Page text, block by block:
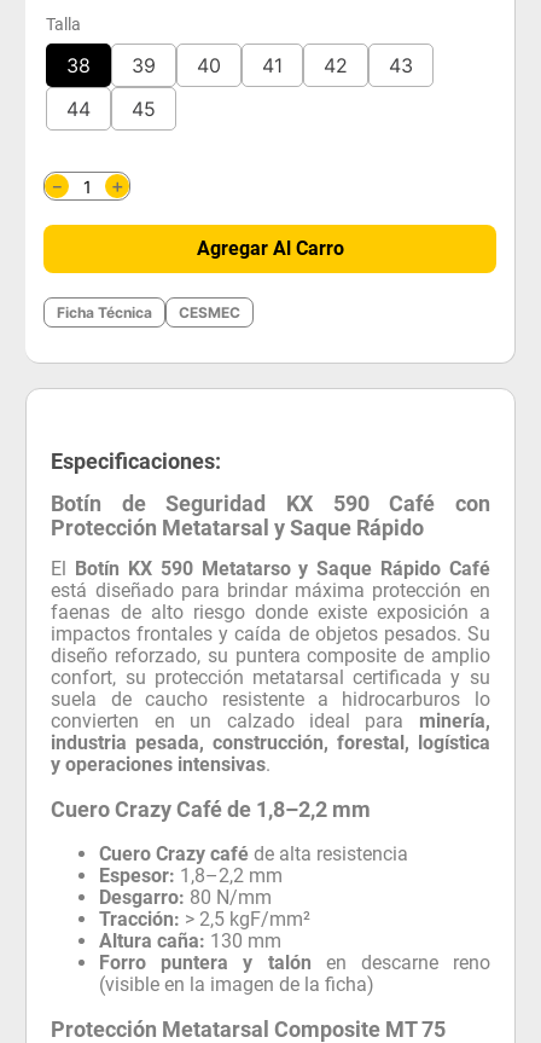
Talla
38 39 40 41 42
43
44
45
＋
－
Agregar Al Carro
Ficha Técnica CESMEC
Especificaciones:
Botín de Seguridad KX 590 Café con
Protección Metatarsal y Saque Rápido
El Botín KX 590 Metatarso y Saque Rápido Café
está diseñado para brindar máxima protección en
faenas de alto riesgo donde existe exposición a
impactos frontales y caída de objetos pesados. Su
diseño reforzado, su puntera composite de amplio
confort, su protección metatarsal certificada y su
suela de caucho resistente a hidrocarburos lo
convierten en un calzado ideal para minería,
industria pesada, construcción, forestal, logística
y operaciones intensivas.
Cuero Crazy Café de 1,8–2,2 mm
Cuero Crazy café de alta resistencia
Espesor: 1,8–2,2 mm
Desgarro: 80 N/mm
Tracción: > 2,5 kgF/mm²
Altura caña: 130 mm
Forro puntera y talón en descarne reno
(visible en la imagen de la ficha)
Protección Metatarsal Composite MT 75